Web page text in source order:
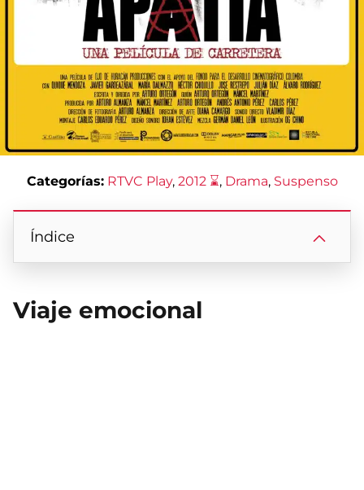
Categorías: RTVC Play, 2012 ⌛, Drama, Suspenso
Índice
Viaje emocional